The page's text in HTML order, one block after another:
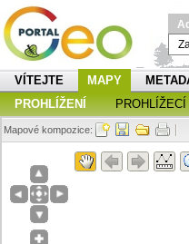
VÍTEJTE MAPY
PROHLÍŽENÍ
Mapové kompozice: